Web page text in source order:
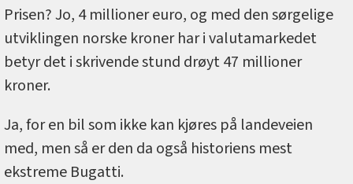
Prisen? Jo, 4 millioner euro, og med den sørgelige
utviklingen norske kroner har i valutamarkedet
betyr det i skrivende stund drøyt 47 millioner
kroner.
Ja, for en bil som ikke kan kjøres på landeveien
med, men så er den da også historiens mest
ekstreme Bugatti.